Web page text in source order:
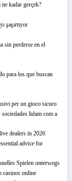
kadar gerçek?
şaşırtıyor
sin perderse en el
para los que buscan
per un gioco sicuro
lidam com a
dealers in 2026
advice for
Spielen unterwegs
casinos online